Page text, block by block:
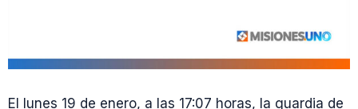
El lunes 19 de enero, a las 17:07 horas, la guardia de